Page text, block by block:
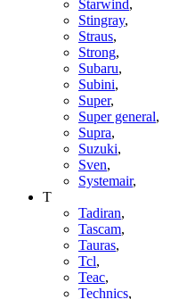
Starwind,
Stingray,
Straus,
Strong,
Subaru,
Subini,
Super,
Super general,
Supra,
Suzuki,
Sven,
Systemair,
T
Tadiran,
Tascam,
Tauras,
Tcl,
Teac,
Technics,